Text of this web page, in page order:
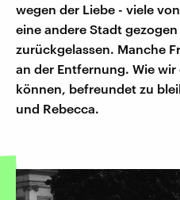
wegen der Liebe - viele
eine andere Stadt
zurückgelassen. Manche
an der Entfernung. Wie
können, befreundet zu
und Rebecca.